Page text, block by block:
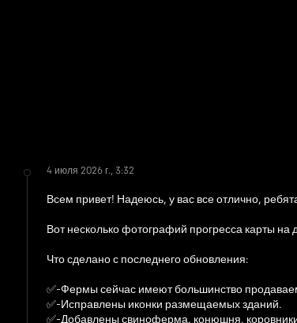
4 июля 2026 г., 3:32
Всем привет! Надеюсь, у вас все отлично,
Вот несколько фотографий прогресса карты
Что сделано с последнего обновления:
✅️-Фермы сейчас имеют большинство
✅️-Исправлены иконки размещаемых зданий.
✅️-Добавлены свиноферма, конюшня,